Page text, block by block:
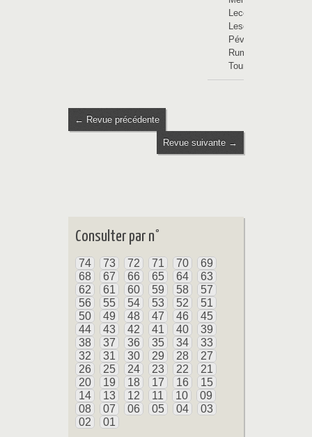
Lecelles
Lesdain
Pévèle
Rumes
Tournai
← Revue précédente
Revue suivante →
Consulter par n°
74 73 72 71 70
69
68
67 66 65 64
63
62
61 60 59 58
57
56
55 54 53 52
51
50
49 48 47 46
45
44
43 42 41 40
39
38
37 36 35 34
33
32
31 30 29 28
27
26
25 24 23 22
21
20
19 18 17 16
15
14
13 12 11 10
09
08
07 06 05 04
03
02
01